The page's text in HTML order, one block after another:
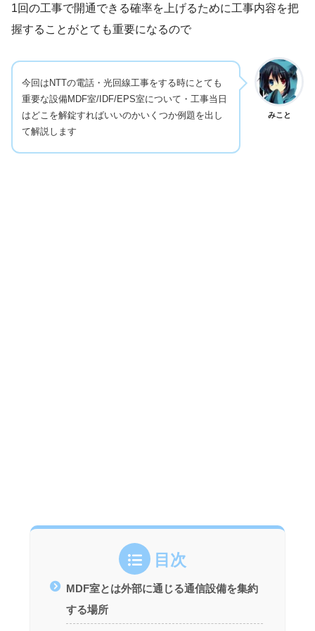
1回の工事で開通できる確率を上げるために工事内容を把
握することがとても重要になるので
みこと
今回はNTTの電話・光回線工事をする時にとても
重要な設備MDF室/IDF/EPS室について・工事当日
はどこを解錠すればいいのかいくつか例題を出し
て解説します
目次
MDF室とは外部に通じる通信設備を集約
する場所